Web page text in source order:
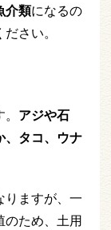
介類になるの
さい。
アジや石
、タコ、ウナ
りますが、一
のため、土用